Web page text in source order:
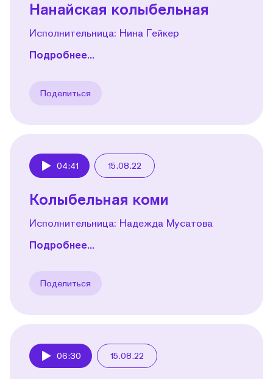
Нанайская колыбельная
Исполнительница: Нина Гейкер
Подробнее...
Поделиться
04:41 15.08.22
Колыбельная коми
Исполнительница: Надежда Мусатова
Подробнее...
Поделиться
06:30 15.08.22